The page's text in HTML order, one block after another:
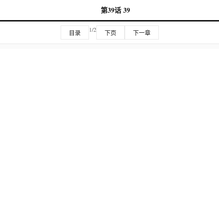
第39话 39
目录 1/2 下页 下一章